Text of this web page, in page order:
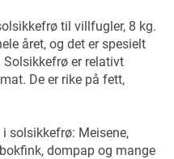
til villfugler, 8 kg.
året, og det er spesielt
er relativt
De er rike på fett,
solsikkefrø: Meisene,
dompap og mange